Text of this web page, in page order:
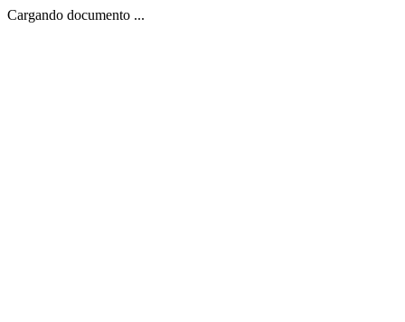
Cargando documento ...